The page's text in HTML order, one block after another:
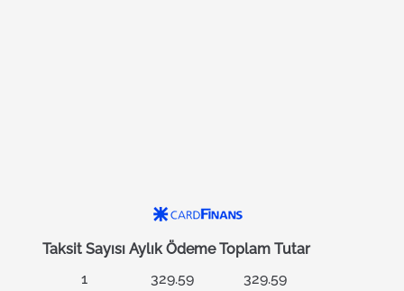
Taksit Sayısı Aylık Ödeme Toplam Tutar
1
329.59 329.59